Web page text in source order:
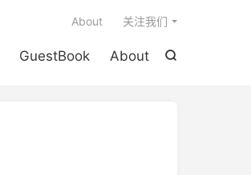

GuestBook About
About 关注我们